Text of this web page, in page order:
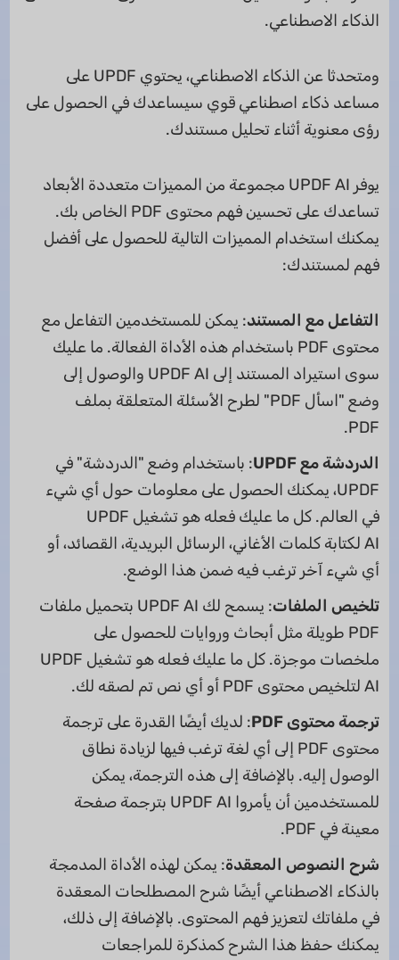
الذكاء الاصطناعي.
ومتحدثا عن الذكاء الاصطناعي، يحتوي UPDF على
مساعد ذكاء اصطناعي قوي سيساعدك في الحصول على
رؤى معنوية أثناء تحليل مستندك.
يوفر UPDF AI مجموعة من المميزات متعددة الأبعاد
تساعدك على تحسين فهم محتوى PDF الخاص بك.
يمكنك استخدام المميزات التالية للحصول على أفضل
فهم لمستندك:
التفاعل مع المستند: يمكن للمستخدمين التفاعل مع
محتوى PDF باستخدام هذه الأداة الفعالة. ما عليك
سوى استيراد المستند إلى UPDF AI والوصول إلى
وضع "اسأل PDF" لطرح الأسئلة المتعلقة بملف
PDF.
الدردشة مع UPDF: باستخدام وضع "الدردشة" في
UPDF، يمكنك الحصول على معلومات حول أي شيء
في العالم. كل ما عليك فعله هو تشغيل UPDF
AI لكتابة كلمات الأغاني، الرسائل البريدية، القصائد، أو
أي شيء آخر ترغب فيه ضمن هذا الوضع.
تلخيص الملفات
: يسمح لك UPDF AI بتحميل ملفات
PDF طويلة مثل أبحاث وروايات للحصول على
ملخصات موجزة. كل ما عليك فعله هو تشغيل UPDF
AI لتلخيص محتوى PDF أو أي نص تم لصقه لك.
ترجمة محتوىPDF: لديك أيضًا القدرة على ترجمة
محتوى PDF إلى أي لغة ترغب فيها لزيادة نطاق
الوصول إليه. بالإضافة إلى هذه الترجمة، يمكن
للمستخدمين أن يأمروا UPDF AI بترجمة صفحة
معينة في PDF.
شرح النصوص المعقدة: يمكن لهذه الأداة المدمجة
بالذكاء الاصطناعي أيضًا شرح المصطلحات المعقدة
في ملفاتك لتعزيز فهم المحتوى. بالإضافة إلى ذلك،
يمكنك حفظ هذا الشرح كمذكرة للمراجعات